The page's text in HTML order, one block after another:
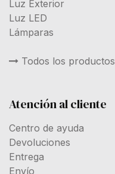
Luz Exterior
Luz LED
Lámparas
Todos los productos
Atención al cliente
Centro de ayuda
Devoluciones
Entrega
Envío